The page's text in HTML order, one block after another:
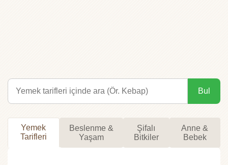
Bul
Yemek
Tarifleri
Beslenme &
Yaşam
Şifalı
Bitkiler
Anne &
Bebek